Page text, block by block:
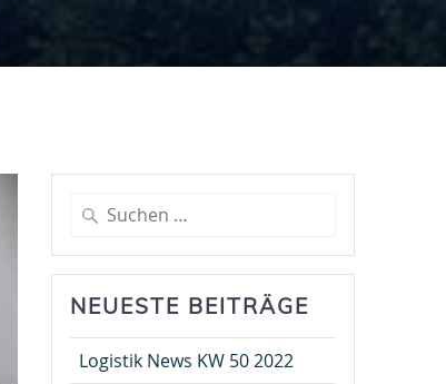
Suche
nach:
NEUESTE BEITRÄGE
Logistik News KW 50 2022